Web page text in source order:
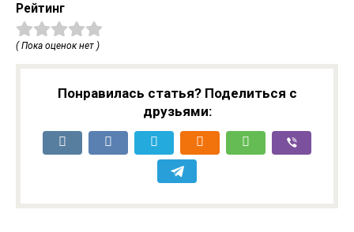
Рейтинг
( Пока оценок нет )
Понравилась статья? Поделиться с
друзьями: